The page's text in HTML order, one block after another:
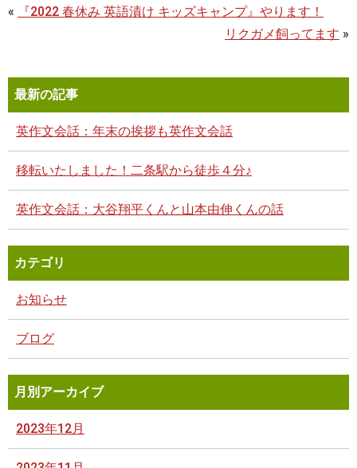
«
『2022 春休み 英語漬け キッズキャンプ』やります！
リクガメ飼ってます »
最新の記事
英作文会話：年末の挨拶も英作文会話
移転いたしました！二条駅から徒歩４分♪
英作文会話：大谷翔平くんと山本由伸くんの話
カテゴリ
お知らせ
ブログ
月別アーカイブ
2023年12月